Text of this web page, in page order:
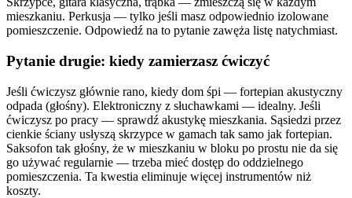
mieszkaniu. Perkusja — tylko jeśli masz odpowiednio izolowane
pomieszczenie. Odpowiedź na to pytanie zawęża listę natychmiast.
Pytanie drugie: kiedy zamierzasz ćwiczyć
Jeśli ćwiczysz głównie rano, kiedy dom śpi — fortepian akustyczny
odpada (głośny). Elektroniczny z słuchawkami — idealny. Jeśli
ćwiczysz po pracy — sprawdź akustykę mieszkania. Sąsiedzi przez
cienkie ściany usłyszą skrzypce w gamach tak samo jak fortepian.
Saksofon tak głośny, że w mieszkaniu w bloku po prostu nie da się
go używać regularnie — trzeba mieć dostęp do oddzielnego
pomieszczenia. Ta kwestia eliminuje więcej instrumentów niż
koszty.